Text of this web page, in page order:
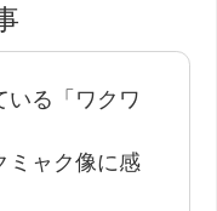
いる「ワクワ
ミャク像に感